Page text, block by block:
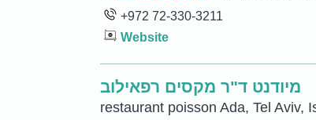
+972 72-330-3211
Website
מיודנט ד"ר מקסים רפאילוב
restaurant poisson Ada, Tel Aviv,